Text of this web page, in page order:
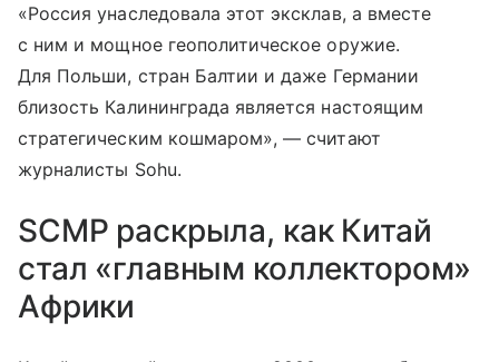
«Россия унаследовала этот эксклав, а вместе
с ним и мощное геополитическое оружие.
Для Польши, стран Балтии и даже Германии
близость Калининграда является настоящим
стратегическим кошмаром», — считают
журналисты Sohu.
SCMP раскрыла, как Китай
стал «главным коллектором»
Африки